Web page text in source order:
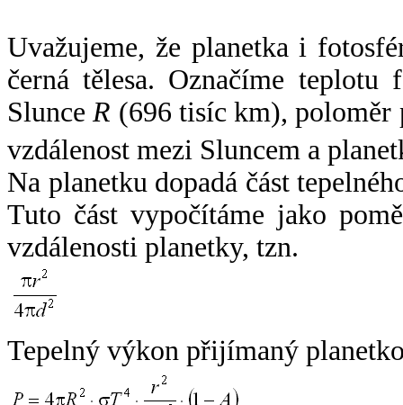
Uvažujeme, že planetka i
černá tělesa. Označíme
SlunceR (696 tisíc km),
vzdálenost mezi Sluncem a
Na planetku dopadá část
Tuto část vypočítáme jako
vzdálenosti planetky, tzn.
Tepelný výkon přijímaný